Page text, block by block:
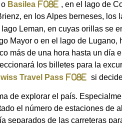
Basilea
, en el lago de
en los Alpes berneses, los
lago Leman, en cuyas orillas se
Mayor o en el lago de
más de una hora hasta un día
los billetes para la
Travel Pass si
de explorar el país.
el número de estaciones de
separados de las carreteras